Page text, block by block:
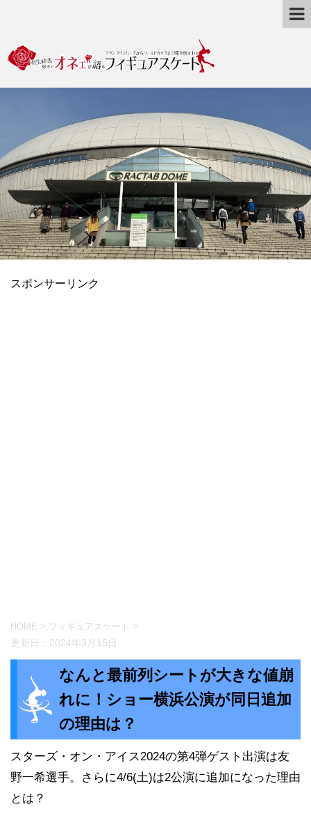
スポンサーリンク
HOME > フィギュアスケート >
更新日： 2024年3月15日
なんと最前列シートが大きな値崩
れに！ショー横浜公演が同日追加
の理由は？
スターズ・オン・アイス2024の第4弾ゲスト出演は友
野一希選手。さらに4/6(土)は2公演に追加になった理由
とは？